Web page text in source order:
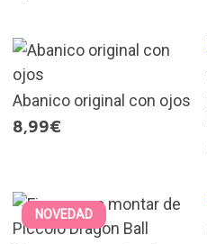
Abanico original con ojos
8,99€
NOVEDAD